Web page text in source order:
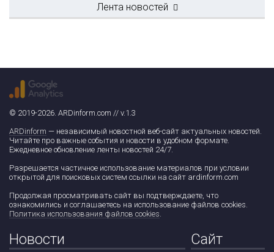
Лента новостей
© 2019-2026. ARDinform.com // v.1.3
ARDinform — независимый новостной веб-сайт актуальных новостей.
Читайте про важные события и новости в удобном формате.
Ежедневное обновление ленты новостей 24/7.
Разрешается частичное использование материалов при условии
открытой для поисковых систем ссылки на сайт ardinform.com
Продолжая просматривать сайт вы подтверждаете, что
ознакомились и соглашаетесь на использование файлов cookies.
Политика использования файлов cookies.
Новости Сайт